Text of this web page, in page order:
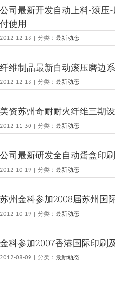
公司最新开发自动上料-滚压
付使用
2012-12-18 | 分类： 最新动态
纤维制品最新自动滚压磨边
2012-12-18 | 分类： 最新动态
美资苏州奇耐耐火纤维三期
2012-11-30 | 分类： 最新动态
公司最新研发全自动蛋盒印
2012-10-19 | 分类： 最新动态
苏州金科参加2008届苏州国
2012-10-19 | 分类： 最新动态
金科参加2007香港国际印刷
2012-08-09 | 分类： 最新动态